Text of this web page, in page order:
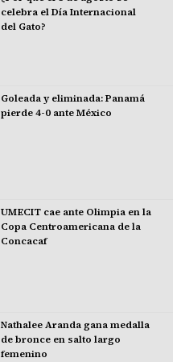
celebra el Día Internacional
del Gato?
Goleada y eliminada: Panamá
pierde 4-0 ante México
UMECIT cae ante Olimpia en la
Copa Centroamericana de la
Concacaf
Nathalee Aranda gana medalla
de bronce en salto largo
femenino